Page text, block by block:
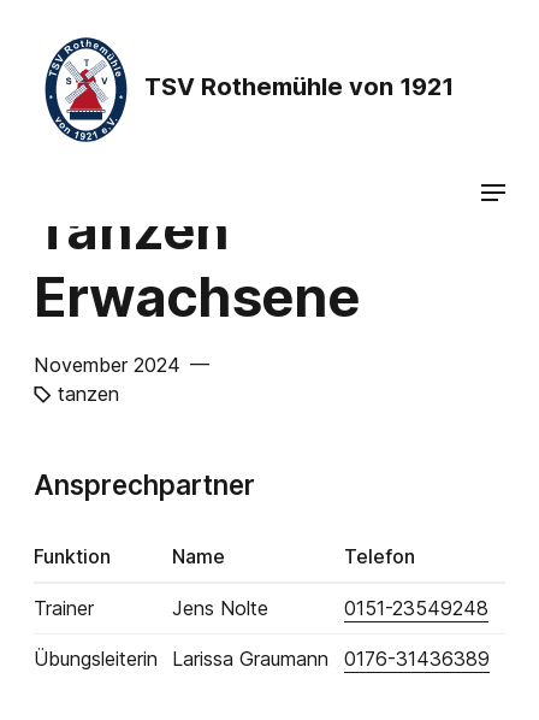
TSV Rothemühle von 1921
Tanzen
Erwachsene
November 2024 —
tanzen
Ansprechpartner
Funktion Name Telefon
Trainer Jens Nolte 0151-23549248
Übungsleiterin Larissa Graumann 0176-31436389